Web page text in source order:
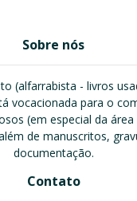
Sobre nós
(alfarrabista - livros
vocacionada para o
(em especial da
de manuscritos,
documentação.
Contato